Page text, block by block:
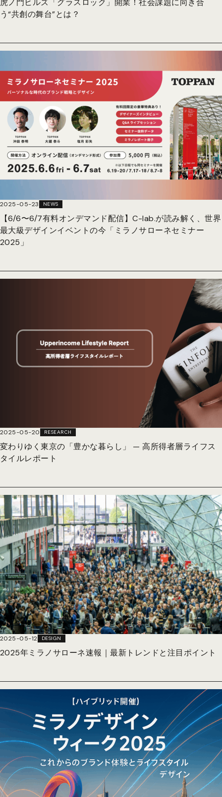
虎ノ門ヒルズ「グラスロック」開業！社会課題に向き合
う“共創の舞台”とは？
2025-05-23 NEWS
【6/6〜6/7有料オンデマンド配信】C-lab.が読み解く、世界
最大級デザインイベントの今「ミラノサローネセミナー
2025」
2025-05-20 RESEARCH
変わりゆく東京の「豊かな暮らし」 — 高所得者層ライフス
タイルレポート
2025-05-12 DESIGN
2025年ミラノサローネ速報｜最新トレンドと注目ポイント